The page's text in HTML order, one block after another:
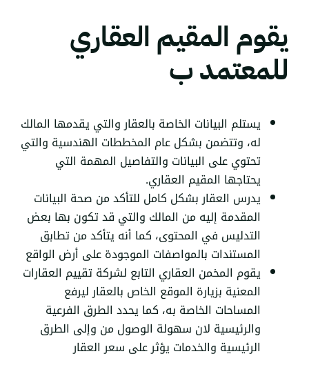
يقوم المقيم العقاري
للمعتمد ب
يستلم البيانات الخاصة بالعقار والتي يقدمها المالك
له، وتتضمن بشكل عام المخططات الهندسية والتي
تحتوي على البيانات والتفاصيل المهمة التي
يحتاجها المقيم العقاري.
يدرس العقار بشكل كامل للتأكد من صحة البيانات
المقدمة إليه من المالك والتي قد تكون بها بعض
التدليس في المحتوى، كما أنه يتأكد من تطابق
المستندات بالمواصفات الموجودة على أرض الواقع
يقوم المخمن العقاري التابع لشركة تقييم العقارات
المعنية بزيارة الموقع الخاص بالعقار ليرفع
المساحات الخاصة به، كما يحدد الطرق الفرعية
والرئيسية لان سهولة الوصول من وإلى الطرق
الرئيسية والخدمات يؤثر على سعر العقار